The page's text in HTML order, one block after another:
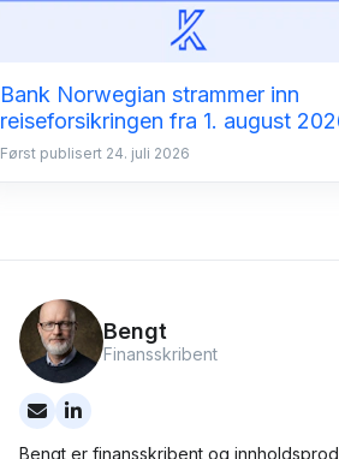
Bank Norwegian strammer inn
reiseforsikringen fra 1. august
Først publisert 24. juli 2026
Bengt
Finansskribent
Bengt er finansskribent og